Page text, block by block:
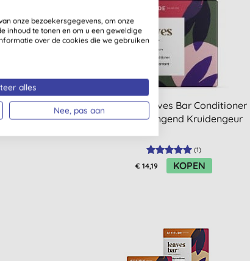
Attitude Leaves Bar Conditioner
Vochtinbrengend Kruidengeur
(1)
€ 14,19 KOPEN
onze bezoekersgegevens, om onze
inhoud te tonen en om u een geweldige
over de cookies die we gebruiken
alles
Nee, pas aan